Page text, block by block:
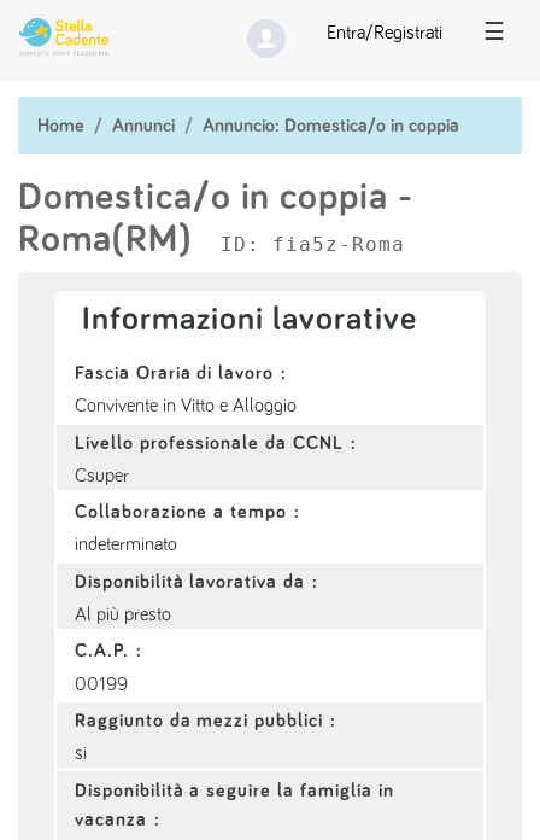
☰
Entra/Registrati
Home Annunci Annuncio: Domestica/o in coppia
Domestica/o in coppia -
Roma(RM)
ID: fia5z-Roma
Informazioni lavorative
Fascia Oraria di lavoro :
Convivente in Vitto e Alloggio
Livello professionale da CCNL :
Csuper
Collaborazione a tempo :
indeterminato
Disponibilità lavorativa da :
Al più presto
C.A.P. :
00199
Raggiunto da mezzi pubblici :
si
Disponibilità a seguire la famiglia in
vacanza :